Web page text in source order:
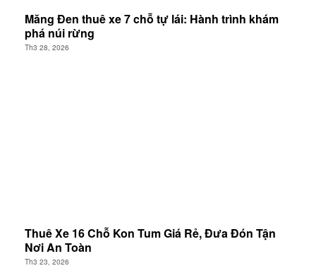
Măng Đen thuê xe 7 chỗ tự lái: Hành trình khám
phá núi rừng
Th3 28, 2026
Thuê Xe 16 Chỗ Kon Tum Giá Rẻ, Đưa Đón Tận
Nơi An Toàn
Th3 23, 2026